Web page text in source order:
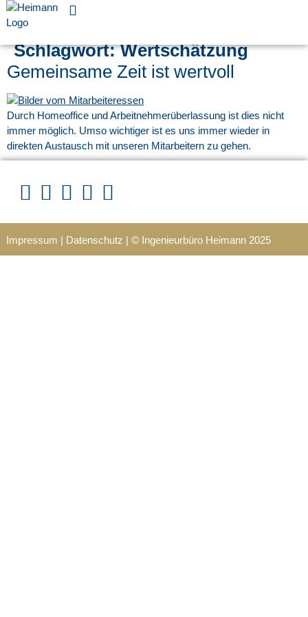
Schlagwort:Wertschätzung
Gemeinsame Zeit ist wertvoll
Durch Homeoffice und Arbeitnehmerüberlassung ist dies nicht
immer möglich. Umso wichtiger ist es uns immer wieder in
direkten Austausch mit unseren Mitarbeitern zu gehen.
Impressum | Datenschutz | © Ingenieurbüro Heimann 2025